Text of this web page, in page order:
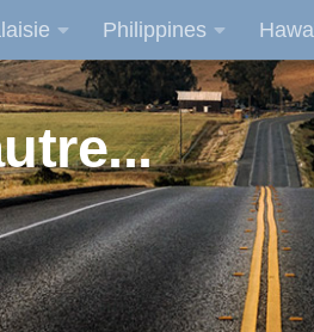
Philippines